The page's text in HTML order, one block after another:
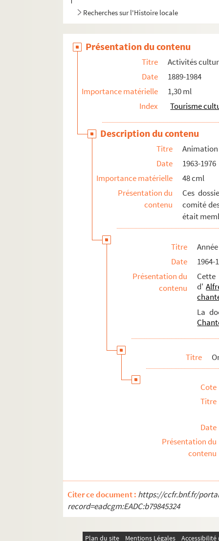
Recherches sur l'Histoire locale
Présentation du contenu
Titre
Activités
Date
1889-1984
Importance matérielle
1,30 ml
Index
Tourisme
Description du contenu
Titre
Date
1963-1976
Importance matérielle
48 cml
Présentation du
contenu
Ces
comité
était
Titre
Date
1964-
Présentation du
contenu
d'
La
Titre
Cote
Titre
Date
Présentation du
contenu
Citer ce document : https://ccfr.bnf.fr/
record=eadcgm:EADC:b79845324
Plan du site Mentions Légales